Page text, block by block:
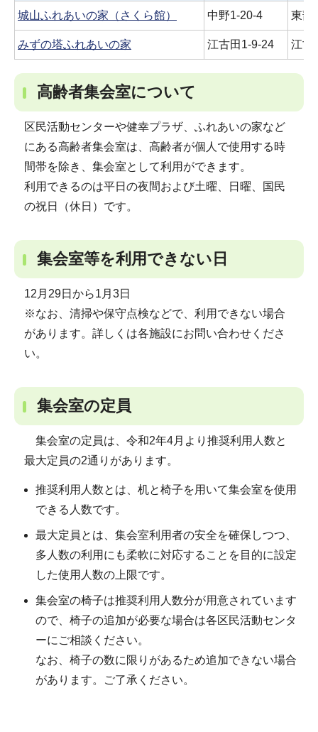
城山ふれあいの家（さくら館） 中野1‐20‐4 東部
みずの塔ふれあいの家 江古田1-9-24 江古
高齢者集会室について
区民活動センターや健幸プラザ、ふれあいの家など
にある高齢者集会室は、高齢者が個人で使用する時
間帯を除き、集会室として利用ができます。
利用できるのは平日の夜間および土曜、日曜、国民
の祝日（休日）です。
集会室等を利用できない日
12月29日から1月3日
※なお、清掃や保守点検などで、利用できない場合
があります。詳しくは各施設にお問い合わせくださ
い。
集会室の定員
集会室の定員は、令和2年4月より推奨利用人数と
最大定員の2通りがあります。
推奨利用人数とは、机と椅子を用いて集会室を使用
できる人数です。
最大定員とは、集会室利用者の安全を確保しつつ、
多人数の利用にも柔軟に対応することを目的に設定
した使用人数の上限です。
集会室の椅子は推奨利用人数分が用意されています
ので、椅子の追加が必要な場合は各区民活動センタ
ーにご相談ください。
なお、椅子の数に限りがあるため追加できない場合
があります。ご了承ください。